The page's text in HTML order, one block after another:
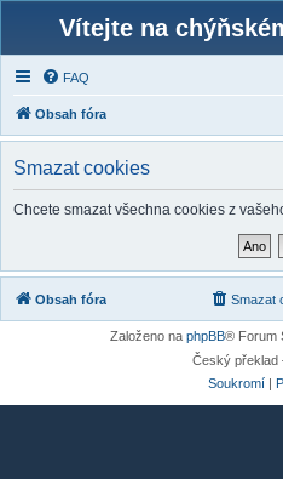
Vítejte na
FAQ
Obsah fóra
Smazat cookies
Chcete smazat všechna cookies z
Obsah fóra Smazat
Založeno na phpBB® Forum
Český překlad
Soukromí|